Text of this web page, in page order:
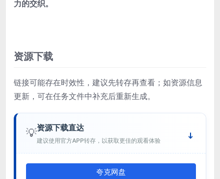
力的交织。
资源下载
链接可能存在时效性，建议先转存再查看；如资源信息
更新，可在任务文件中补充后重新生成。
💡资源下载直达
建议使用官方APP转存，以获取更佳的观看体验
夸克网盘